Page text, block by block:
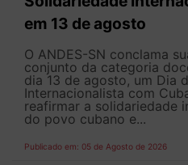
em 13 de agosto
O ANDES-SN conclama
conjunto da categoria
dia 13 de agosto, um Dia
Internacionalista com
reafirmar a solidariedade
do povo cubano e...
Publicado em: 05 de Agosto de 2026